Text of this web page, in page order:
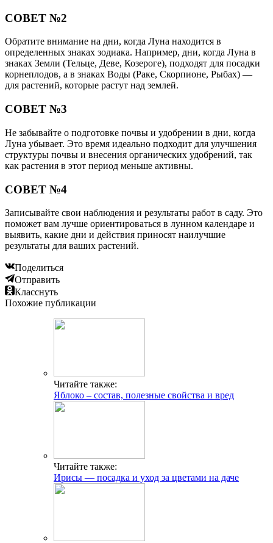
СОВЕТ №2
Обратите внимание на дни, когда Луна находится в
определенных знаках зодиака. Например, дни, когда Луна в
знаках Земли (Тельце, Деве, Козероге), подходят для посадки
корнеплодов, а в знаках Воды (Раке, Скорпионе, Рыбах) —
для растений, которые растут над землей.
СОВЕТ №3
Не забывайте о подготовке почвы и удобрении в дни, когда
Луна убывает. Это время идеально подходит для улучшения
структуры почвы и внесения органических удобрений, так
как растения в этот период меньше активны.
СОВЕТ №4
Записывайте свои наблюдения и результаты работ в саду. Это
поможет вам лучше ориентироваться в лунном календаре и
выявить, какие дни и действия приносят наилучшие
результаты для ваших растений.
Поделиться
Отправить
Класснуть
Похожие публикации
Читайте также:
Яблоко – состав, полезные свойства и вред
Читайте также:
Ирисы — посадка и уход за цветами на даче